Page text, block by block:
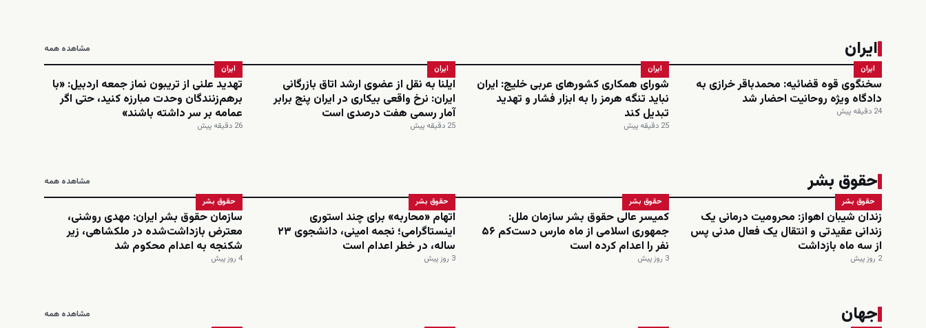
ایران مشاهده همه
ایران
سخنگوی قوه قضائیه: محمدباقر خرازی به
دادگاه ویژه روحانیت احضار شد
24 دقیقه پیش
ایران
شورای همکاری کشورهای عربی خلیج: ایران
نباید تنگه هرمز را به ابزار فشار و تهدید
تبدیل کند
25 دقیقه پیش
ایران
ایلنا به نقل از عضوی ارشد اتاق بازرگانی
ایران: نرخ واقعی بیکاری در ایران پنج برابر
آمار رسمی هفت درصدی است
25 دقیقه پیش
ایران
تهدید علنی از تریبون نماز جمعه اردبیل: «با
برهم‌زنندگان وحدت مبارزه کنید، حتی اگر
عمامه بر سر داشته باشند»
26 دقیقه پیش
حقوق بشر مشاهده همه
حقوق بشر
زندان شیبان اهواز: محرومیت درمانی یک
زندانی عقیدتی و انتقال یک فعال مدنی پس
از سه ماه بازداشت
2 روز پیش
حقوق بشر
کمیسر عالی حقوق بشر سازمان ملل:
جمهوری اسلامی از ماه مارس دست‌کم ۵۶
نفر را اعدام کرده است
3 روز پیش
حقوق بشر
اتهام «محاربه» برای چند استوری
اینستاگرامی؛ نجمه امینی، دانشجوی ۲۳
ساله، در خطر اعدام است
3 روز پیش
حقوق بشر
سازمان حقوق بشر ایران: مهدی روشنی،
معترض بازداشت‌شده در ملکشاهی، زیر
شکنجه به اعدام محکوم شد
4 روز پیش
جهان مشاهده همه